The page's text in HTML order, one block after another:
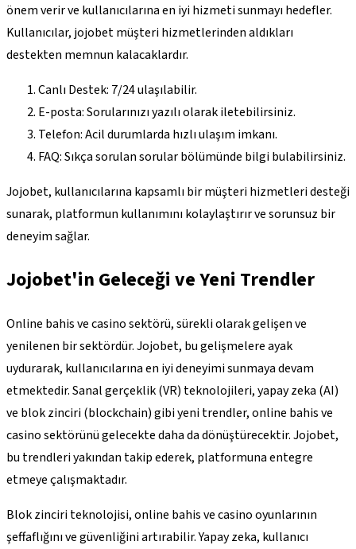
önem verir ve kullanıcılarına en iyi hizmeti sunmayı hedefler.
Kullanıcılar, jojobet müşteri hizmetlerinden aldıkları
destekten memnun kalacaklardır.
Canlı Destek: 7/24 ulaşılabilir.
E-posta: Sorularınızı yazılı olarak iletebilirsiniz.
Telefon: Acil durumlarda hızlı ulaşım imkanı.
FAQ: Sıkça sorulan sorular bölümünde bilgi bulabilirsiniz.
Jojobet, kullanıcılarına kapsamlı bir müşteri hizmetleri desteği
sunarak, platformun kullanımını kolaylaştırır ve sorunsuz bir
deneyim sağlar.
Jojobet'in Geleceği ve Yeni Trendler
Online bahis ve casino sektörü, sürekli olarak gelişen ve
yenilenen bir sektördür. Jojobet, bu gelişmelere ayak
uydurarak, kullanıcılarına en iyi deneyimi sunmaya devam
etmektedir. Sanal gerçeklik (VR) teknolojileri, yapay zeka (AI)
ve blok zinciri (blockchain) gibi yeni trendler, online bahis ve
casino sektörünü gelecekte daha da dönüştürecektir. Jojobet,
bu trendleri yakından takip ederek, platformuna entegre
etmeye çalışmaktadır.
Blok zinciri teknolojisi, online bahis ve casino oyunlarının
şeffaflığını ve güvenliğini artırabilir. Yapay zeka, kullanıcı